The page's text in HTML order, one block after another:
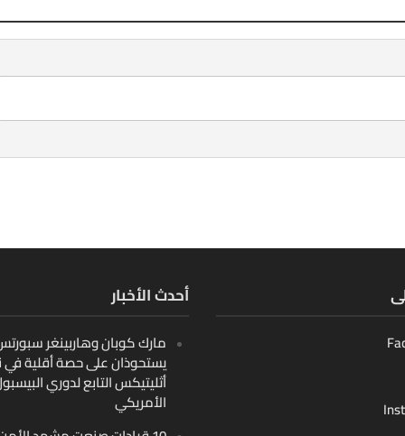
أحدث الأخبار
مارك كوبان وهاربينغر سبورتس
يستحوذان على حصة أقلية في
أثليتيكس التابع لدوري
الأمريكي